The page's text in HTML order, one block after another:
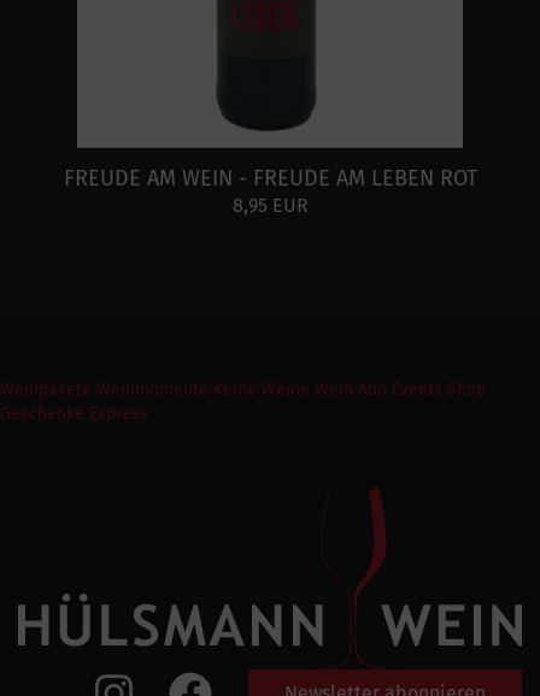
FREUDE AM WEIN - FREUDE AM LEBEN ROT
8,95 EUR
Weinpakete Weinmomente Keine Weine Wein Abo Events Shop
Geschenke Express